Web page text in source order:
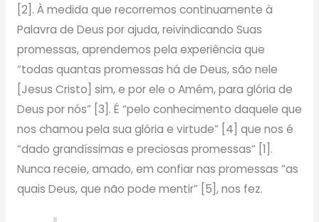
[2]. À medida que recorremos continuamente à
Palavra de Deus por ajuda, reivindicando Suas
promessas, aprendemos pela experiência que
“todas quantas promessas há de Deus, são nele
[Jesus Cristo] sim, e por ele o Amém, para glória de
Deus por nós” [3]. É “pelo conhecimento daquele que
nos chamou pela sua glória e virtude” [4] que nos é
“dado grandíssimas e preciosas promessas” [1].
Nunca receie, amado, em confiar nas promessas “as
quais Deus, que não pode mentir” [5], nos fez.